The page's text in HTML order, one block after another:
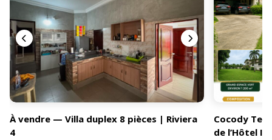
À vendre — Villa duplex 8 pièces | Riviera
4
Cocody
de l’Hôtel